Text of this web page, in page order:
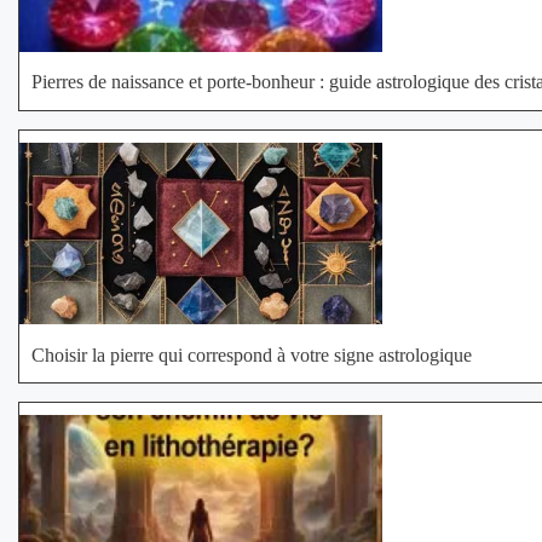
Pierres de naissance et porte-bonheur : guide astrologique des
Choisir la pierre qui correspond à votre signe astrologique